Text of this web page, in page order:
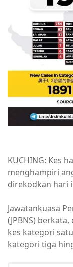
KUCHING: Kes
menghampiri
direkodkan hari
Jawatankuasa
(JPBNS)
kes kategori
kategori tiga